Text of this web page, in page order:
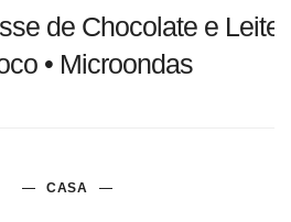
de Chocolate e Leite
• Microondas
CASA